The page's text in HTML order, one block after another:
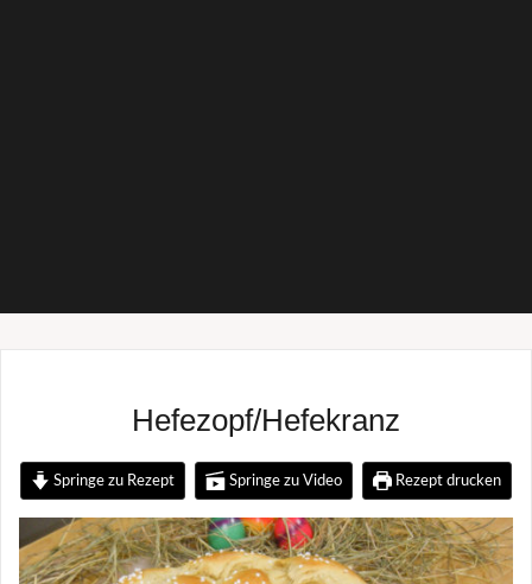
Hefezopf/Hefekranz
Springe zu Rezept Springe zu Video Rezept drucken